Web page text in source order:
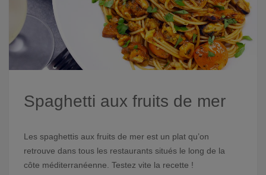
Spaghetti aux fruits de mer
Les spaghettis aux fruits de mer est un plat qu’on
retrouve dans tous les restaurants situés le long de la
côte méditerranéenne. Testez vite la recette !